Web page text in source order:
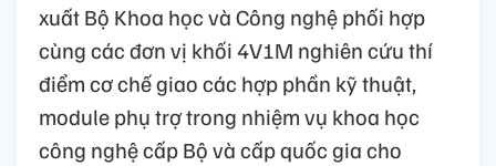
xuất Bộ Khoa học và Công nghệ phối hợp
cùng các đơn vị khối 4V1M nghiên cứu thí
điểm cơ chế giao các hợp phần kỹ thuật,
module phụ trợ trong nhiệm vụ khoa học
công nghệ cấp Bộ và cấp quốc gia cho